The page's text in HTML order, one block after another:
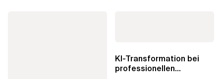
KI-Transformation bei
professionellen